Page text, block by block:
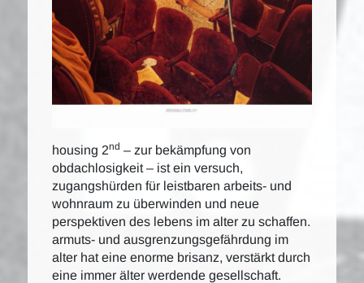
housing 2nd – zur bekämpfung von
obdachlosigkeit – ist ein versuch,
zugangshürden für leistbaren arbeits- und
wohnraum zu überwinden und neue
perspektiven des lebens im alter zu schaffen.
armuts- und ausgrenzungsgefährdung im
alter hat eine enorme brisanz, verstärkt durch
eine immer älter werdende gesellschaft.